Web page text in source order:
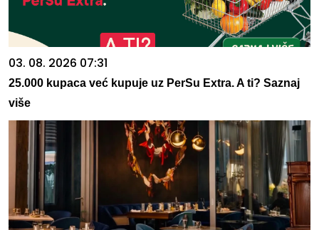
03. 08. 2026 07:31
25.000 kupaca već kupuje uz PerSu Extra. A ti? Saznaj
više